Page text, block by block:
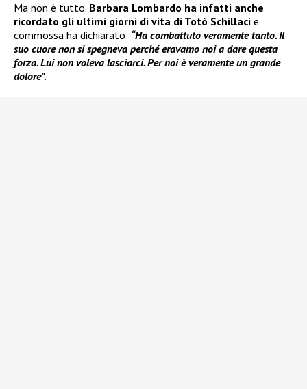
Ma non è tutto. Barbara Lombardo ha infatti anche
ricordato gli ultimi giorni di vita di Totò Schillaci e
commossa ha dichiarato: “Ha combattuto veramente tanto. Il
suo cuore non si spegneva perché eravamo noi a dare questa
forza. Lui non voleva lasciarci. Per noi è veramente un grande
dolore”.